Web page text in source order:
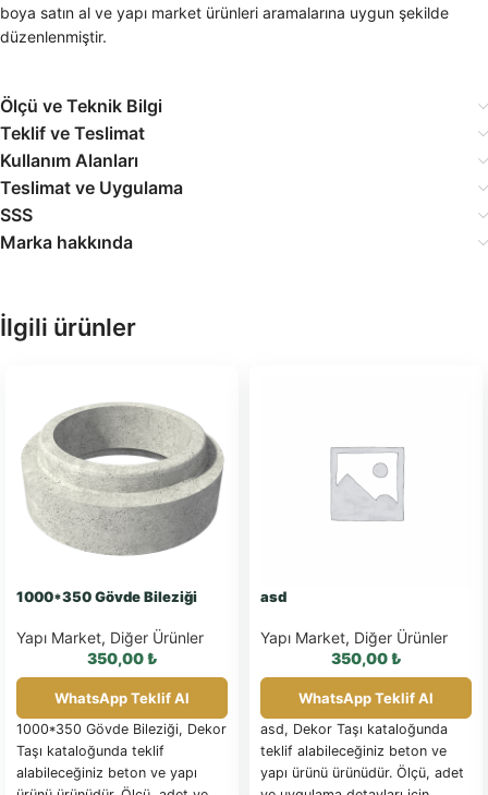
boya satın al ve yapı market ürünleri aramalarına uygun şekilde
düzenlenmiştir.
Ölçü ve Teknik Bilgi
Teklif ve Teslimat
Kullanım Alanları
Teslimat ve Uygulama
SSS
Marka hakkında
İlgili ürünler
1000*350 Gövde Bileziği
Yapı Market, Diğer Ürünler
350,00₺
WhatsApp Teklif Al
1000*350 Gövde Bileziği, Dekor
Taşı kataloğunda teklif
alabileceğiniz beton ve yapı
asd
Yapı Market, Diğer Ürünler
350,00₺
WhatsApp Teklif Al
asd, Dekor Taşı kataloğunda
teklif alabileceğiniz beton ve
yapı ürünü ürünüdür. Ölçü, adet